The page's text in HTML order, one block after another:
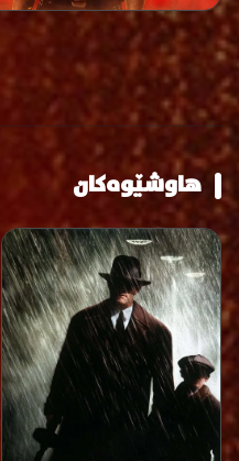
هاوشێوەکان